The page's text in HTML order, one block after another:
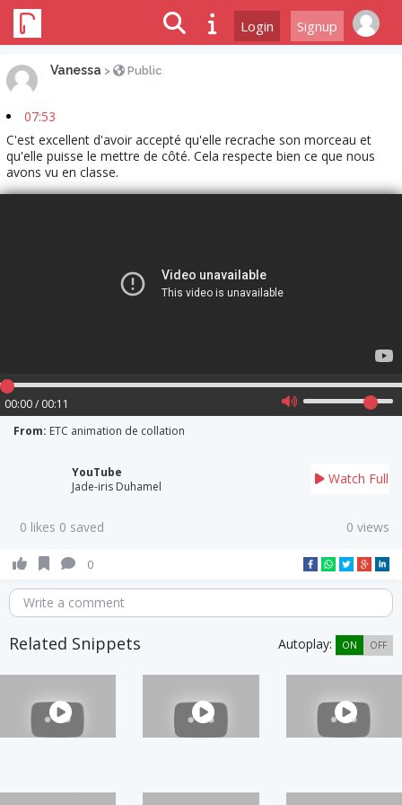
Login Signup
Vanessa > Public
07:53
C'est excellent d'avoir accepté qu'elle recrache son morceau et
qu'elle puisse le mettre de côté. Cela respecte bien ce que nous
avons vu en classe.
00:00 / 00:11
From: ETC animation de collation
YouTube
Jade-iris Duhamel
Watch Full
0 likes 0 saved 0 views
0
Write a comment
Related Snippets Autoplay: ON OFF